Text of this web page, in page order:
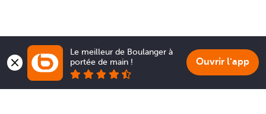
Le meilleur de Boulanger à
portée de main !
Ouvrir l'app